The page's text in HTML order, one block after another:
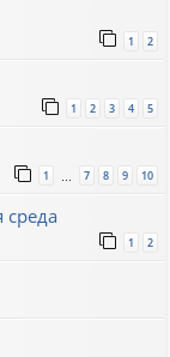
1 2
1 2 3 4 5
1 7 8 9 10
среда
1 2